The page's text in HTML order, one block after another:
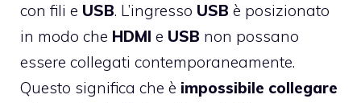
con fili e USB. L’ingresso USB è posizionato
in modo che HDMI e USB non possano
essere collegati contemporaneamente.
Questo significa che è impossibile collegare